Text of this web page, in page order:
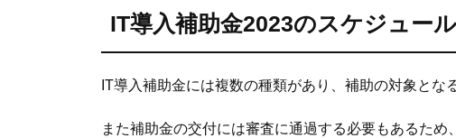
IT導入補助金2023のスケジュー
IT導入補助金には複数の種類があり、補助の対象とな
また補助金の交付には審査に通過する必要もあるた